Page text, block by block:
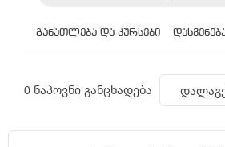
განათლება და კურსები
0 ნაპოვნი განცხადება